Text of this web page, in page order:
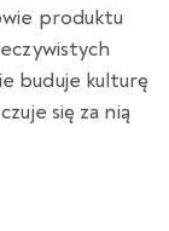
produktu
buduje kulturę
się za nią